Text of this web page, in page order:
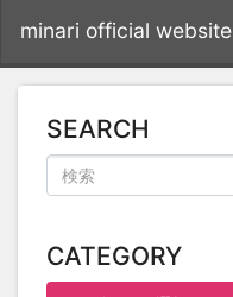
minari official website
SEARCH
CATEGORY